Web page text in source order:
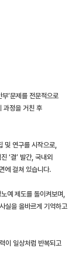
’문제를 전문적으로
과정을 거친 후
및 연구를 시작으로,
‘결’ 발간, 국내외
에 걸쳐 있습니다.
예 제도를 돌이켜보며,
실을 올바르게 기억하고
이 일상처럼 반복되고